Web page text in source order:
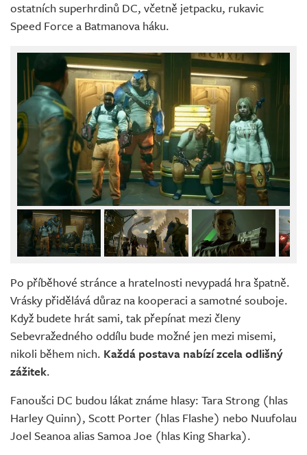
ostatních superhrdinů DC, včetně jetpacku, rukavic
Speed Force a Batmanova háku.
Po příběhové stránce a hratelnosti nevypadá hra špatně.
Vrásky přidělává důraz na kooperaci a samotné souboje.
Když budete hrát sami, tak přepínat mezi členy
Sebevražedného oddílu bude možné jen mezi misemi,
nikoli během nich. Každá postava nabízí zcela odlišný
zážitek.
Fanoušci DC budou lákat známe hlasy: Tara Strong (hlas
Harley Quinn), Scott Porter (hlas Flashe) nebo Nuufolau
Joel Seanoa alias Samoa Joe (hlas King Sharka).